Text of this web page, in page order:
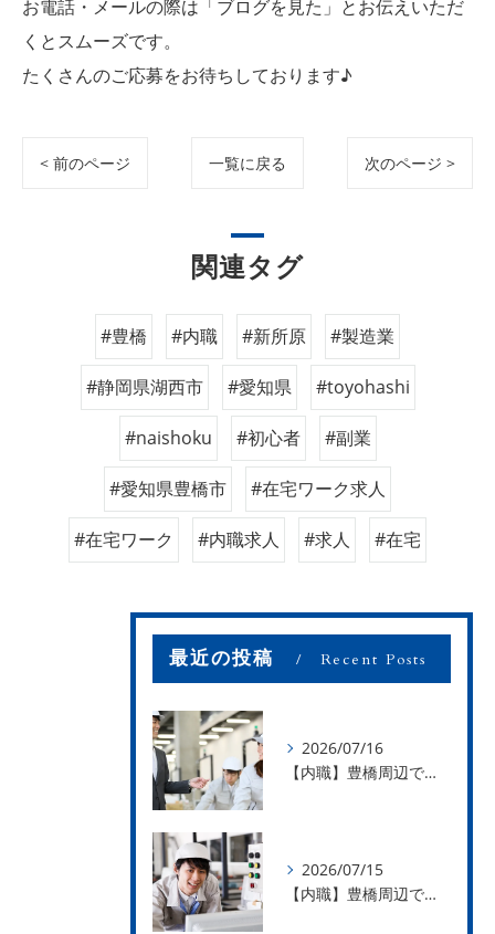
お電話・メールの際は「ブログを見た」とお伝えいただ
くとスムーズです。
たくさんのご応募をお待ちしております♪
< 前のページ 一覧に戻る 次のページ >
関連タグ
#豊橋 #内職 #新所原 #製造業
#静岡県湖西市 #愛知県 #toyohashi
#naishoku #初心者 #副業
#愛知県豊橋市 #在宅ワーク求人
#在宅ワーク #内職求人 #求人 #在宅
最近の投稿 Recent Posts
2026/07/16
【内職】豊橋周辺で内職のお仕事を探している方募集中！【お仕事の内容】
2026/07/15
【内職】豊橋周辺で内職のお仕事を探している方募集中！【急な学級閉鎖も安心】